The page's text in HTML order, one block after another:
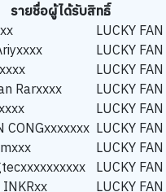
รายชื่อผู้ได้รับสิทธิ์
LUCKY FAN
LUCKY FAN
LUCKY FAN
Rarxxxx
LUCKY FAN
LUCKY FAN
CONGxxxxxxx LUCKY FAN
LUCKY FAN
LUCKY FAN